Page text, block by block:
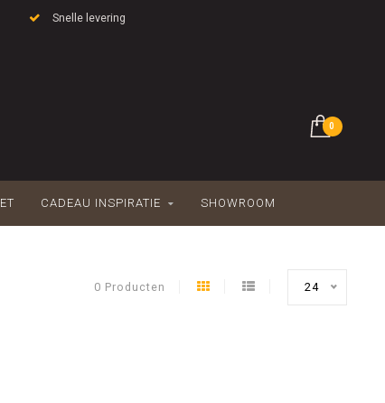
Snelle levering
0
CADEAU INSPIRATIE SHOWROOM
0 Producten 24